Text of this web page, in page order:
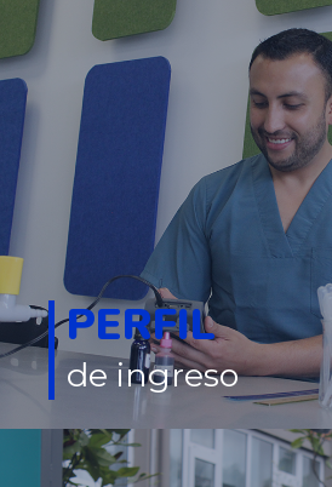
PERFIL
de ingreso